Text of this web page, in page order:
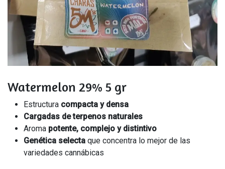
Watermelon 29% 5 gr
Estructura compacta y densa
Cargadas de terpenos naturales
Aroma potente, complejo y distintivo
Genética selecta que concentra lo mejor de las
variedades cannábicas